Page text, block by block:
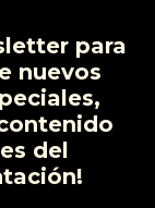
para
nuevos
del